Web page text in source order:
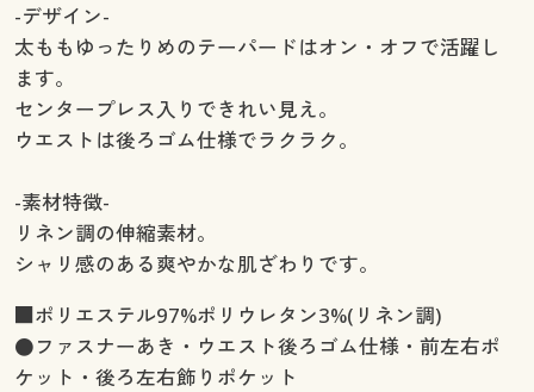
-デザイン-
太ももゆったりめのテーパードはオン・オフで活躍し
ます。
センタープレス入りできれい見え。
ウエストは後ろゴム仕様でラクラク。
-素材特徴-
リネン調の伸縮素材。
シャリ感のある爽やかな肌ざわりです。
■ポリエステル97%ポリウレタン3%(リネン調)
●ファスナーあき・ウエスト後ろゴム仕様・前左右ポ
ケット・後ろ左右飾りポケット